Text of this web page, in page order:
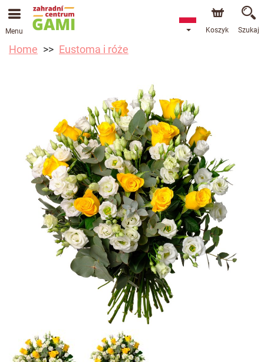
Menu Koszyk Szukaj
Home Eustoma i róże